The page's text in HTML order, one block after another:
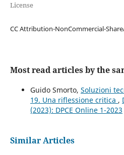
License
CC Attribution-NonCommercial-
Most read articles by the
Guido Smorto, Soluzioni
19. Una riflessione critica ,
(2023): DPCE Online 1-2023
Similar Articles